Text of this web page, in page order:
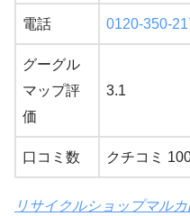
電話 0120-350-
グーグル
マップ評
価
3.1
口コミ数 クチコミ
リサイクルショップマル